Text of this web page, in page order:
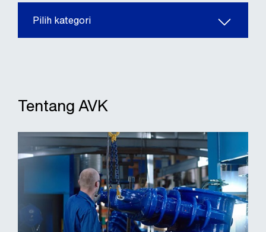
Pilih kategori
Tentang AVK